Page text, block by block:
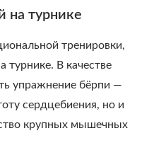
на турнике
тренировки,
В качестве
упражнение бёрпи —
сердцебиения, но и
крупных мышечных